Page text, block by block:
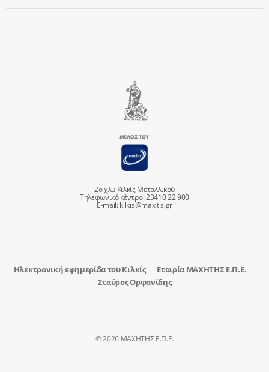
2ο χλμ Κιλκίς Μεταλλικού
Τηλεφωνικό κέντρο: 23410 22 900
E-mail:kilkis@maxitis.gr
Ηλεκτρονική εφημερίδα του Κιλκίς
Εταιρία ΜΑΧΗΤΗΣ Ε.Π.Ε.
Σταύρος Ορφανίδης
© 2026 ΜΑΧΗΤΗΣ Ε.Π.Ε.